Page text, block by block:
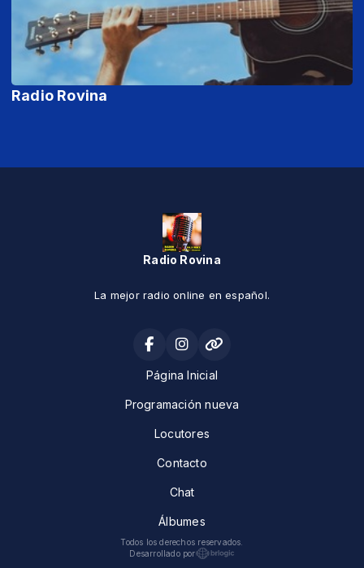
Radio Rovina
Radio Rovina
La mejor radio online en español.
Página Inicial
Programación nueva
Locutores
Contacto
Chat
Álbumes
Todos los derechos reservados.
Desarrollado por